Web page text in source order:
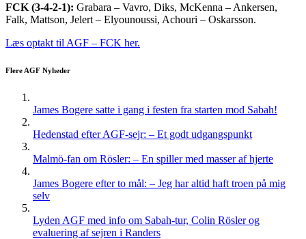
FCK (3-4-2-1): Grabara – Vavro, Diks, McKenna – Ankersen,
Falk, Mattson, Jelert – Elyounoussi, Achouri – Oskarsson.
Læs optakt til AGF – FCK her.
Flere AGF Nyheder
James Bogere satte i gang i festen fra starten mod Sabah!
Hedenstad efter AGF-sejr: – Et godt udgangspunkt
Malmö-fan om Rösler: – En spiller med masser af hjerte
James Bogere efter to mål: – Jeg har altid haft troen på mig
selv
Lyden AGF med info om Sabah-tur, Colin Rösler og
evaluering af sejren i Randers